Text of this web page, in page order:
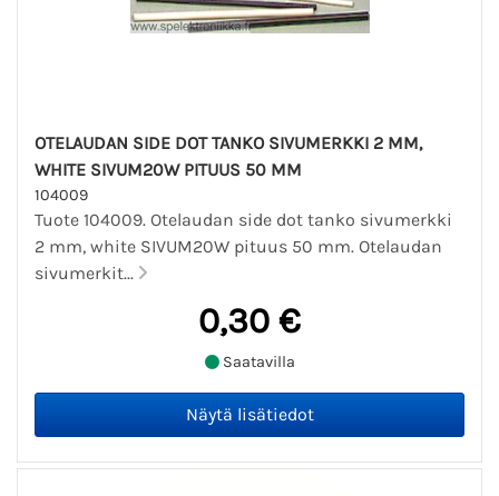
OTELAUDAN SIDE DOT TANKO SIVUMERKKI 2 MM,
WHITE SIVUM20W PITUUS 50 MM
104009
Tuote 104009. Otelaudan side dot tanko sivumerkki
2 mm, white SIVUM20W pituus 50 mm. Otelaudan
sivumerkit...
0,30 €
Saatavilla